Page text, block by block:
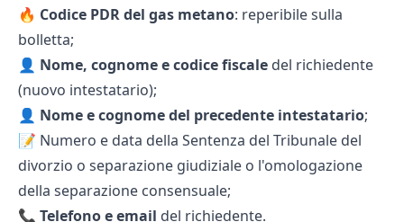
🔥 Codice PDRdel gas metano: reperibile sulla
bolletta;
👤 Nome, cognome e codice fiscale del richiedente
(nuovo intestatario);
👤 Nome e cognome del precedente intestatario;
📝 Numero e data della Sentenza del Tribunale del
divorzio o separazione giudiziale o l'omologazione
della separazione consensuale;
📞 Telefono e email del richiedente.